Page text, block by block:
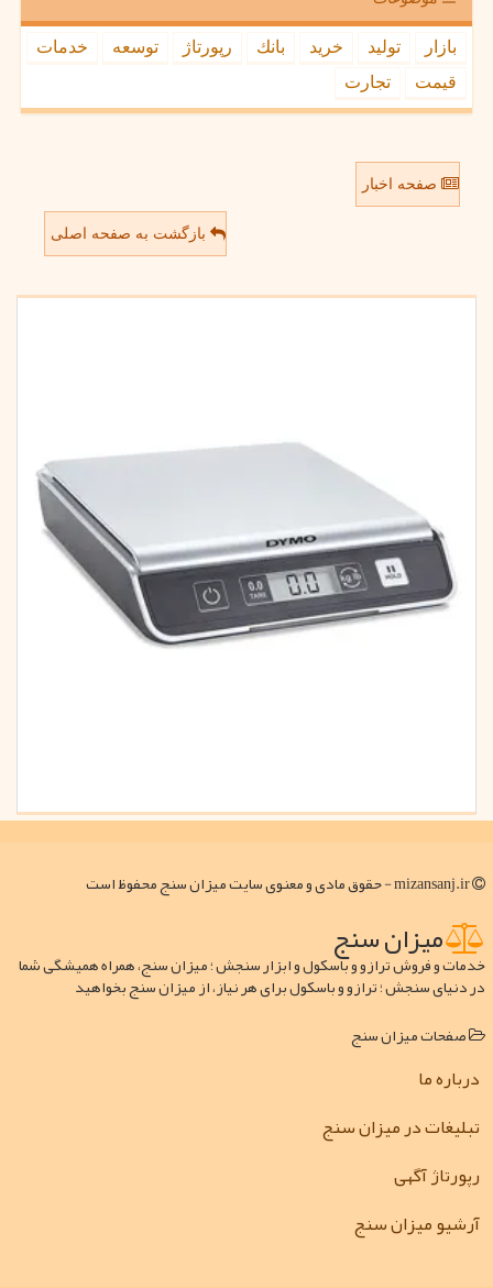
بازار تولید خرید بانك رپورتاژ توسعه
خدمات
قیمت
تجارت
صفحه اخبار
بازگشت به صفحه اصلی
میزان سنج
خدمات و فروش ترازو و باسکول و ابزار سنجش ؛ میزان سنج، همراه همیشگی شما
در دنیای سنجش ؛ ترازو و باسکول برای هر نیاز، از میزان سنج بخواهید
صفحات میزان سنج
درباره ما
تبلیغات در میزان سنج
رپورتاژ آگهی
آرشیو میزان سنج